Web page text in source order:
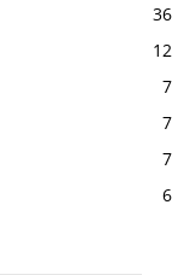
36
12
7
7
7
6